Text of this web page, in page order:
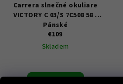
Carrera slnečné okuliare
VICTORY C 03/S 7C508 58 -
Pánské
€109
Skladem